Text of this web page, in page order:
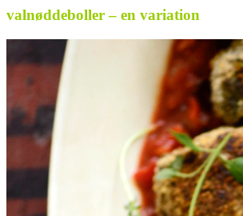
valnøddeboller – en variation